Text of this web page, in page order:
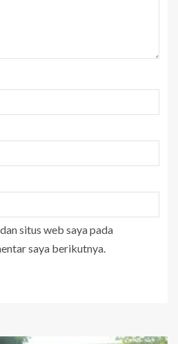
situs web saya pada
saya berikutnya.